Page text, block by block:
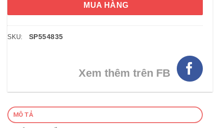
MUA HÀNG
SKU: SP554835
Xem thêm trên FB
MÔ TẢ